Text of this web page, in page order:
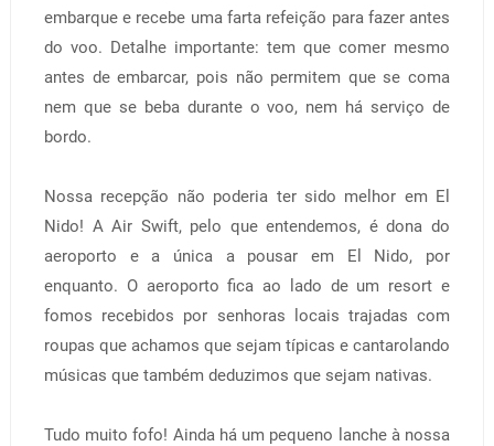
embarque e recebe uma farta refeição para fazer antes
do voo. Detalhe importante: tem que comer mesmo
antes de embarcar, pois não permitem que se coma
nem que se beba durante o voo, nem há serviço de
bordo.
Nossa recepção não poderia ter sido melhor em El
Nido! A Air Swift, pelo que entendemos, é dona do
aeroporto e a única a pousar em El Nido, por
enquanto. O aeroporto fica ao lado de um resort e
fomos recebidos por senhoras locais trajadas com
roupas que achamos que sejam típicas e cantarolando
músicas que também deduzimos que sejam nativas.
Tudo muito fofo! Ainda há um pequeno lanche à nossa